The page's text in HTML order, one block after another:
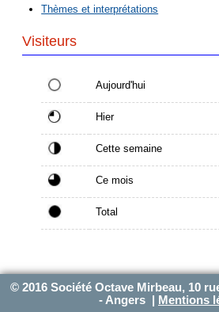
Thèmes et interprétations
Visiteurs
Aujourd'hui
Hier
Cette semaine
Ce mois
Total
© 2016 Société Octave Mirbeau, 10
- Angers |
Mentions